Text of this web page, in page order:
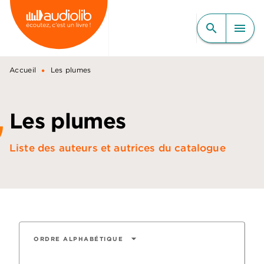
MENU RECHERCHE
CONTENU
PIED DE PAGE
search menu
Accueil • Les plumes
Les plumes
Liste des auteurs et autrices du catalogue
ORDRE ALPHABÉTIQUE arrow_drop_down